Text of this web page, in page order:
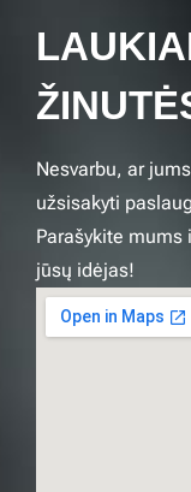
Nesvarbu, ar
užsisakyti
Parašykite
jūsų idėjas!